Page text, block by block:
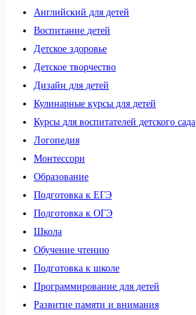
Английский для детей
Воспитание детей
Детское здоровье
Детское творчество
Дизайн для детей
Кулинарные курсы для детей
Курсы для воспитателей детского сада
Логопедия
Монтессори
Образование
Подготовка к ЕГЭ
Подготовка к ОГЭ
Школа
Обучение чтению
Подготовка к школе
Программирование для детей
Развитие памяти и внимания